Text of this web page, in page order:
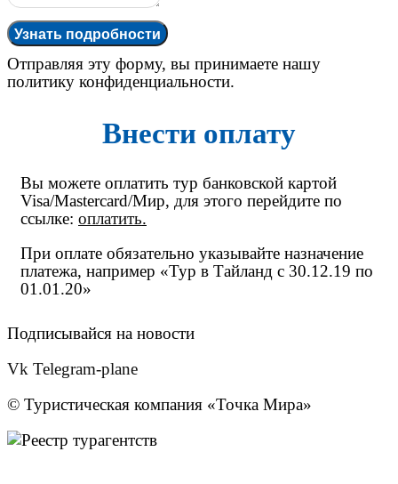
Узнать подробности
Отправляя эту форму, вы принимаете нашу
политику конфиденциальности.
Внести оплату
Вы можете оплатить тур банковской картой
Visa/Mastercard/Мир, для этого перейдите по
ссылке: оплатить.
При оплате обязательно указывайте назначение
платежа, например «Тур в Тайланд с 30.12.19 по
01.01.20»
Подписывайся на новости
Vk Telegram-plane
© Туристическая компания «Точка Мира»